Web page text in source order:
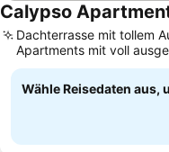
Calypso
Dachterrasse mit tollem
Apartments mit voll
Küche
Wähle Reisedaten aus,